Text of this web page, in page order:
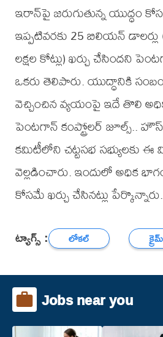
ఇరాన్‌పై జరుగుతున్న యుద్ధం
ఇప్పటివరకు 25 బిలియన్
లక్షల కోట్లు) ఖర్చు చేసిందని
ఒకరు తెలిపారు. యుద్ధానికి
వెచ్చించిన వ్యయంపై ఇదే తొలి
పెంటగాన్ కంప్ట్రోలర్ జూల్స్.. హౌస్
కమిటీలోని చట్టసభ సభ్యులకు
వెల్లడించారు. ఇందులో అధిక
కోసమే ఖర్చు చేసినట్లు పేర్కొన్నారు.
ట్యాగ్స్ : లోకల్ క్రైమ్
Jobs near you